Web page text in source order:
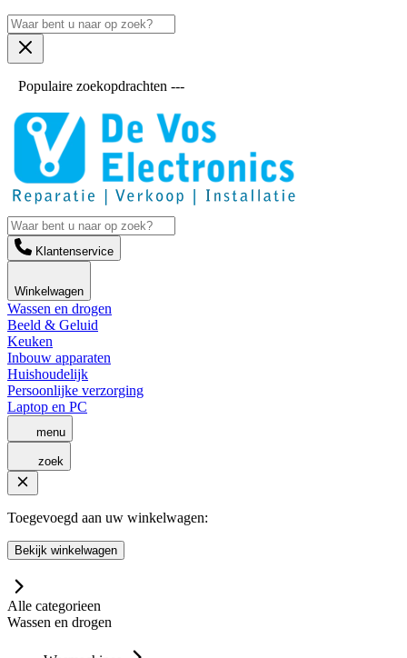
Populaire zoekopdrachten ---
Klantenservice
Winkelwagen
Wassen en drogen
Beeld & Geluid
Keuken
Inbouw apparaten
Huishoudelijk
Persoonlijke verzorging
Laptop en PC
menu
zoek
Toegevoegd aan uw winkelwagen:
Bekijk winkelwagen
Alle categorieen
Wassen en drogen